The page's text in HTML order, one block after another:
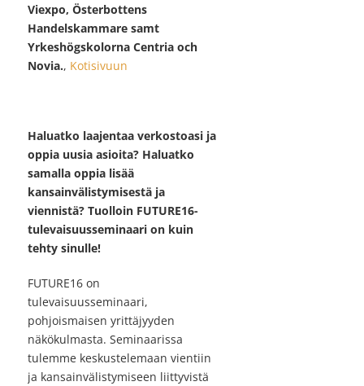
Viexpo, Österbottens
Handelskammare samt
Yrkeshögskolorna Centria och
Novia., Kotisivuun
Haluatko laajentaa verkostoasi ja
oppia uusia asioita? Haluatko
samalla oppia lisää
kansainvälistymisestä ja
viennistä? Tuolloin FUTURE16-
tulevaisuusseminaari on kuin
tehty sinulle!
FUTURE16 on
tulevaisuusseminaari,
pohjoismaisen yrittäjyyden
näkökulmasta. Seminaarissa
tulemme keskustelemaan vientiin
ja kansainvälistymiseen liittyvistä